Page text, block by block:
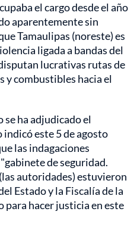
el cargo desde el año
aparentemente sin
Tamaulipas (noreste) es
ligada a bandas del
lucrativas rutas de
y combustibles hacia el
ha adjudicado el
indicó este 5 de agosto
las indagaciones
de seguridad.
autoridades) estuvieron
Estado y la Fiscalía de la
para hacer justicia en este